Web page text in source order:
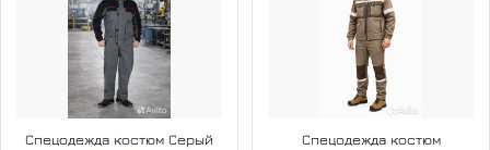
Спецодежда костюм Серый
Спецодежда костюм